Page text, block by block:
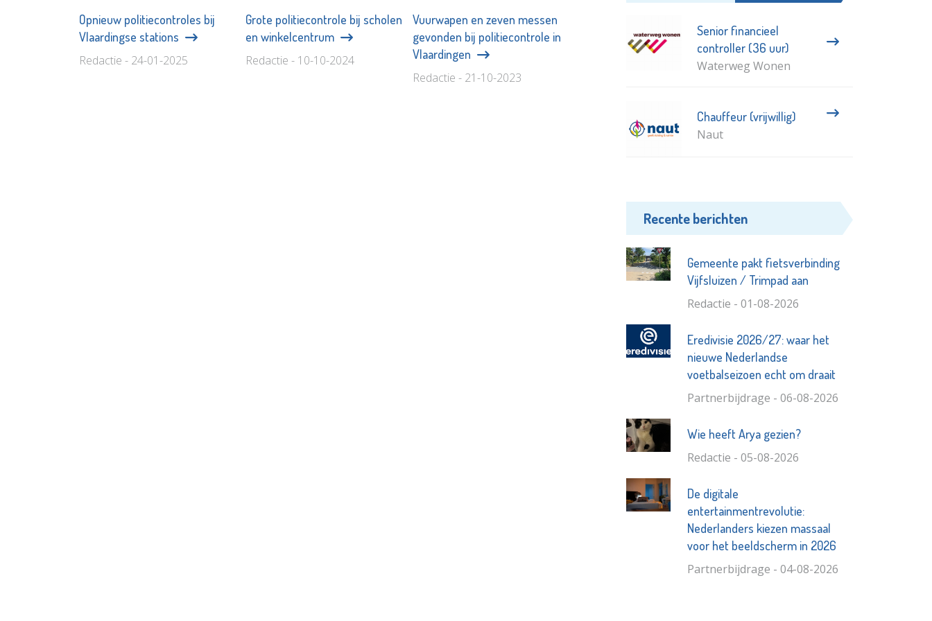
Opnieuw politiecontroles bij
Vlaardingse stations
Redactie - 24-01-2025
Grote politiecontrole bij scholen
en winkelcentrum
Redactie - 10-10-2024
Vuurwapen en zeven messen
gevonden bij politiecontrole in
Vlaardingen
Redactie - 21-10-2023
Senior financieel
controller (36 uur)
Waterweg Wonen
Chauffeur (vrijwillig)
Naut
Recente berichten
Gemeente pakt fietsverbinding
Vijfsluizen / Trimpad aan
Redactie - 01-08-2026
Eredivisie 2026/27: waar het
nieuwe Nederlandse
voetbalseizoen echt om draait
Partnerbijdrage - 06-08-2026
Wie heeft Arya gezien?
Redactie - 05-08-2026
De digitale
entertainmentrevolutie:
Nederlanders kiezen massaal
voor het beeldscherm in 2026
Partnerbijdrage - 04-08-2026